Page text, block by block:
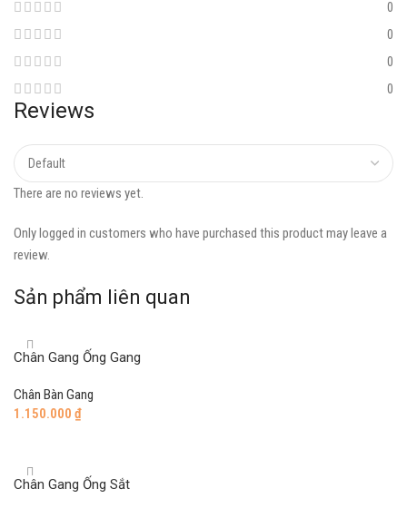
0
0
0
0
Reviews
There are no reviews yet.
Only logged in customers who have purchased this product may leave a
review.
Sản phẩm liên quan
Chân Gang Ống Gang
Chân Bàn Gang
1.150.000 ₫
Chân Gang Ống Sắt